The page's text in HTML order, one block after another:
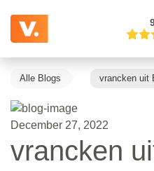
Alle Blogs vrancken uit
December 27, 2022
vrancken